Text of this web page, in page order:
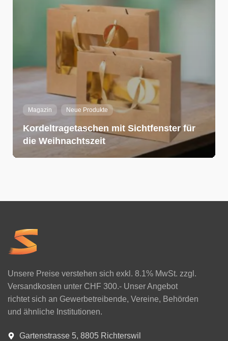
Magazin Neue Produkte
Kordeltragetaschen mit Sichtfenster für
die Weihnachtszeit
Unsere Preise verstehen sich exkl. 8.1% MwSt. zzgl.
Versandkosten unter CHF 300.- Unser Angebot
richtet sich an Gewerbetreibende, Vereine, Behörden
und ähnliche Institutionen.
Gartenstrasse 5, 8805 Richterswil